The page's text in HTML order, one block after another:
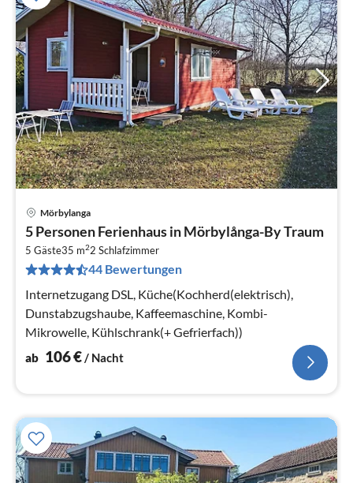
Mörbylanga
5 Personen Ferienhaus in Mörbylånga-By Traum
5 Gäste35 m22 Schlafzimmer
44 Bewertungen
Internetzugang DSL, Küche(Kochherd(elektrisch),
Dunstabzugshaube, Kaffeemaschine, Kombi-
Mikrowelle, Kühlschrank(+ Gefrierfach))
ab 106€ / Nacht